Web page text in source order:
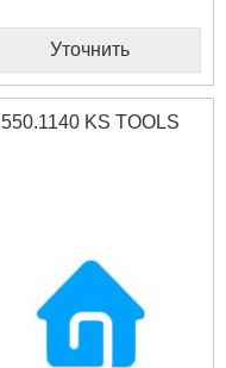
Уточнить
550.1140 KS TOOLS